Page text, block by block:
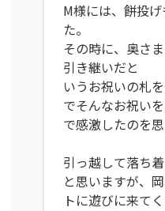
M様には、餅投
た。
その時に、奥さ
引き継いだと
いうお祝いの札
でそんなお祝い
で感激したのを思
引っ越して落ち
と思いますが、
トに遊びに来て